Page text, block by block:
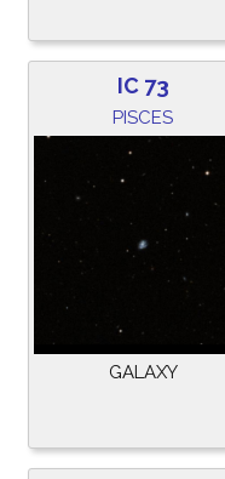
IC 73
PISCES
GALAXY